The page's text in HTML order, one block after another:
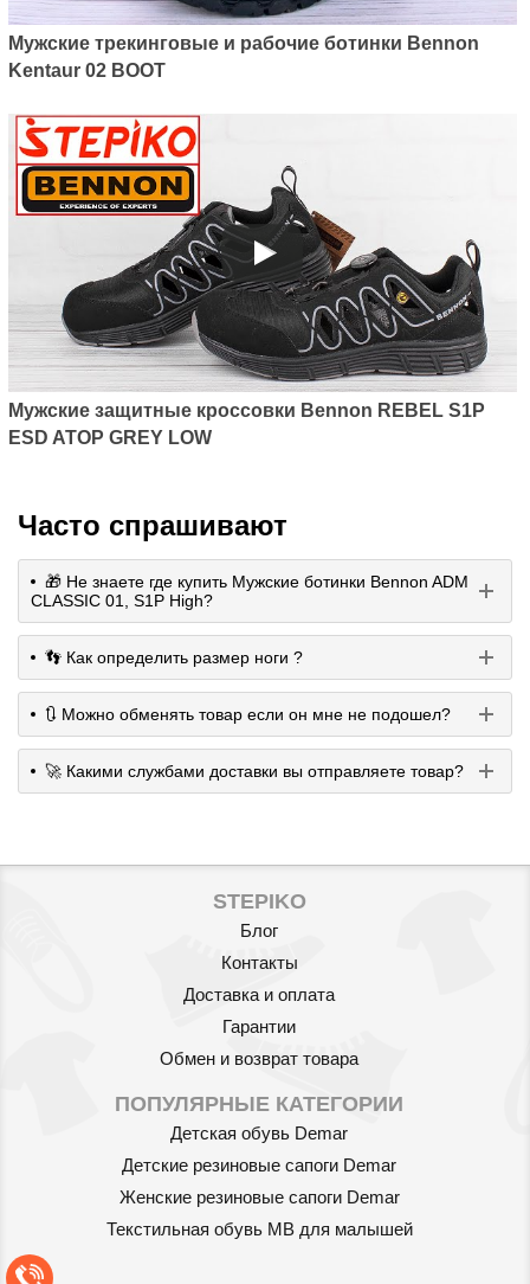
Мужские трекинговые и рабочие ботинки Bennon
Kentaur 02 BOOT
Мужские защитные кроссовки Bennon REBEL S1P
ESD ATOP GREY LOW
Часто спрашивают
🎁 Не знаете где купить Мужские ботинки Bennon ADM
CLASSIC 01, S1P High?
👣 Как определить размер ноги ?
🔃 Можно обменять товар если он мне не подошел?
🚀 Какими службами доставки вы отправляете товар?
STEPIKO
Блог
Контакты
Доставка и оплата
Гарантии
Обмен и возврат товара
ПОПУЛЯРНЫЕ КАТЕГОРИИ
Детская обувь Demar
Детские резиновые сапоги Demar
Женские резиновые сапоги Demar
Текстильная обувь MB для малышей